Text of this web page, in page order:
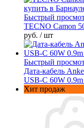
Быстрый
TECNO Camon
руб. / шт
Быстрый
Дата-кабель
USB-C 60W
Хит продаж